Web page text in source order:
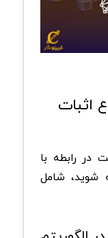
اثبات
در رابطه با
شوید، شامل